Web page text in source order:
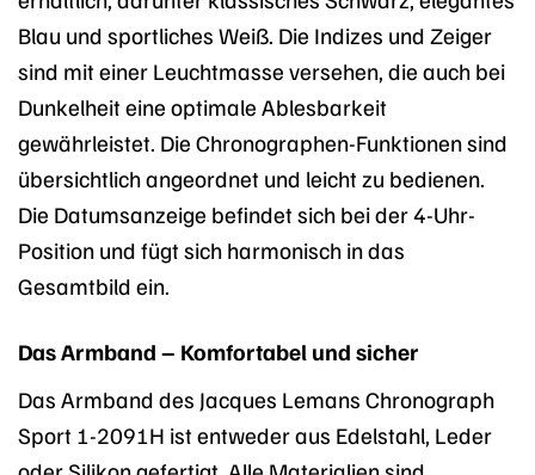
Blau und sportliches Weiß. Die Indizes und Zeiger
sind mit einer Leuchtmasse versehen, die auch bei
Dunkelheit eine optimale Ablesbarkeit
gewährleistet. Die Chronographen-Funktionen sind
übersichtlich angeordnet und leicht zu bedienen.
Die Datumsanzeige befindet sich bei der 4-Uhr-
Position und fügt sich harmonisch in das
Gesamtbild ein.
Das Armband – Komfortabel und sicher
Das Armband des Jacques Lemans Chronograph
Sport 1-2091H ist entweder aus Edelstahl, Leder